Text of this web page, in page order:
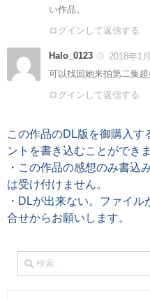
い作品。
ログインして返信する
Halo_0123
2018年1
可以找回她来拍第二集
ログインして返信する
この作品のDL版を御購入す
ントを書き込むことができま
・この作品の感想のみ書込
は受け付けません。
・DLが出来ない。ファイ
合せからお願いします。
検
索: